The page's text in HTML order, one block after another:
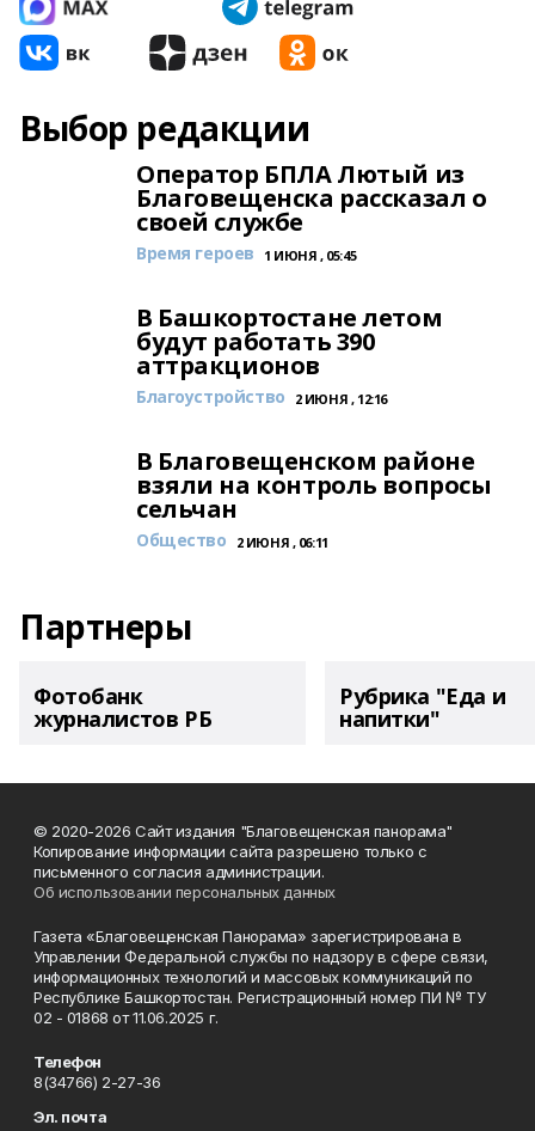
Выбор редакции
Оператор БПЛА Лютый из
Благовещенска рассказал о
своей службе
Время героев 1 ИЮНЯ , 05:45
В Башкортостане летом
будут работать 390
аттракционов
Благоустройство 2 ИЮНЯ , 12:16
В Благовещенском районе
взяли на контроль вопросы
сельчан
Общество 2 ИЮНЯ , 06:11
Партнеры
Фотобанк
журналистов РБ
Рубрика "Еда и
напитки"
© 2020-2026 Сайт издания "Благовещенская панорама"
Копирование информации сайта разрешено только с
письменного согласия администрации.
Об использовании персональных данных
Газета «Благовещенская Панорама» зарегистрирована в
Управлении Федеральной службы по надзору в сфере связи,
информационных технологий и массовых коммуникаций по
Республике Башкортостан. Регистрационный номер ПИ № ТУ
02 - 01868 от 11.06.2025 г.
Телефон
8(34766) 2-27-36
Эл. почта